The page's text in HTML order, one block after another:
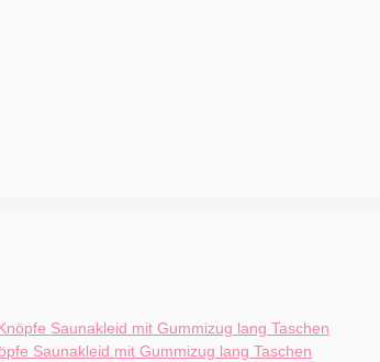
Saunakleid mit Gummizug lang Taschen